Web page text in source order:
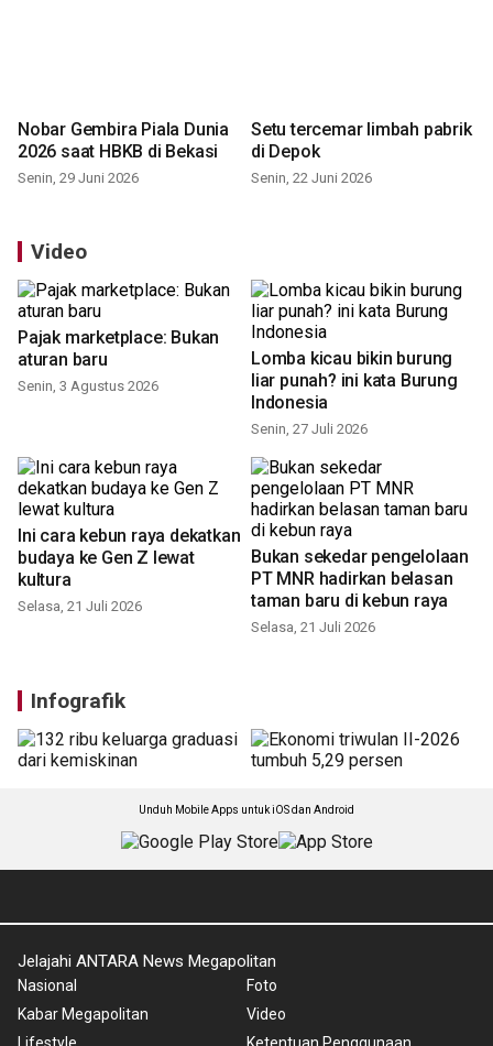
Nobar Gembira Piala Dunia
2026 saat HBKB di Bekasi
Senin, 29 Juni 2026
Setu tercemar limbah pabrik
di Depok
Senin, 22 Juni 2026
Video
aturan baru
Senin, 3 Agustus 2026
liar punah? ini kata Burung
Indonesia
Senin, 27 Juli 2026
Ini cara kebun raya dekatkan
budaya ke Gen Z lewat
kultura
PT MNR hadirkan belasan
taman baru di kebun raya